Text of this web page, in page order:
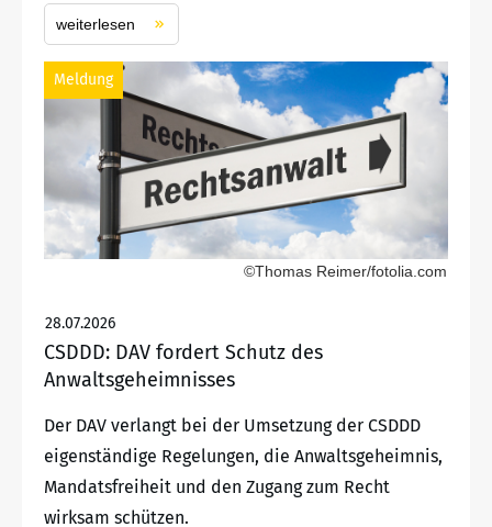
weiterlesen
Meldung
©Thomas Reimer/fotolia.com
28.07.2026
CSDDD: DAV fordert Schutz des
Anwaltsgeheimnisses
Der DAV verlangt bei der Umsetzung der CSDDD
eigenständige Regelungen, die Anwaltsgeheimnis,
Mandatsfreiheit und den Zugang zum Recht
wirksam schützen.